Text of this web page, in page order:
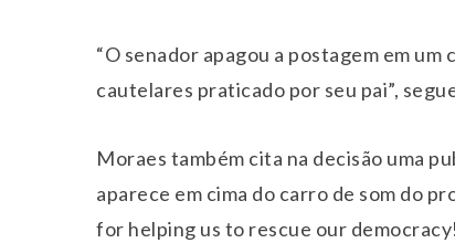
“O senador apagou a postagem em
cautelares praticado por seu pai”,
Moraes também cita na decisão uma
aparece em cima do carro de som do
for helping us to rescue our